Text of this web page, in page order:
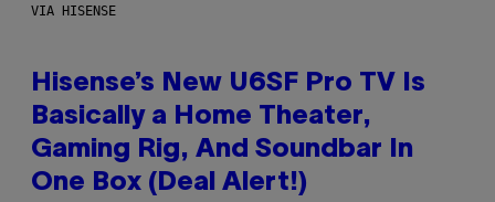
VIA HISENSE
Hisense’s New U6SF Pro TV Is
Basically a Home Theater,
Gaming Rig, And Soundbar In
One Box (Deal Alert!)